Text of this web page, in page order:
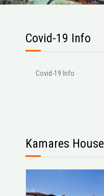
Covid-19 Info
Covid-19 Info
Kamares House